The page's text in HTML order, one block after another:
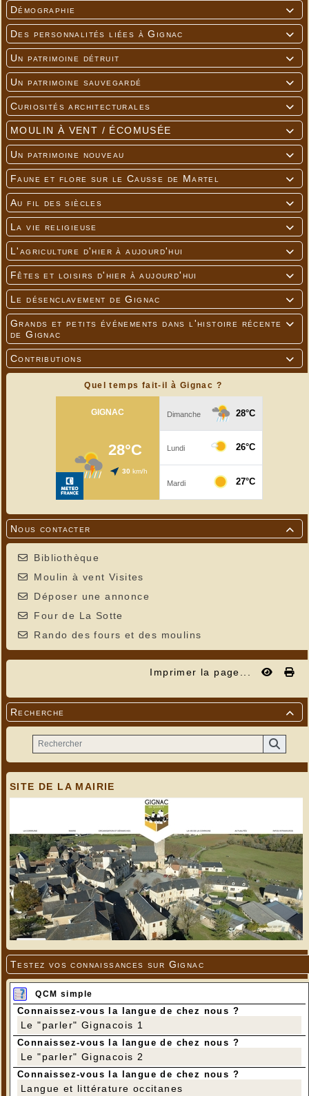

Démographie

Des personnalités liées à Gignac

Un patrimoine détruit

Un patrimoine sauvegardé

Curiosités architecturales

MOULIN À VENT / ÉCOMUSÉE

Un patrimoine nouveau

Faune et flore sur le Causse de Martel

Au fil des siècles

La vie religieuse

L'agriculture d'hier à aujourd'hui

Fêtes et loisirs d'hier à aujourd'hui

Le désenclavement de Gignac

Grands et petits événements dans l'histoire récente
de Gignac

Contributions
Quel temps fait-il à Gignac ?

Nous contacter
Bibliothèque
Moulin à vent Visites
Déposer une annonce
Four de La Sotte
Rando des fours et des moulins
Imprimer la page...

Recherche
SITE DE LA MAIRIE
Testez vos connaissances sur Gignac
QCM simple
Connaissez-vous la langue de chez nous ?
Le "parler" Gignacois 1
Connaissez-vous la langue de chez nous ?
Le "parler" Gignacois 2
Connaissez-vous la langue de chez nous ?
Langue et littérature occitanes